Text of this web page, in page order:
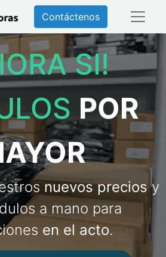
Contáctenos
SI!
POR
nuevos preciosy
a mano para
en el acto.